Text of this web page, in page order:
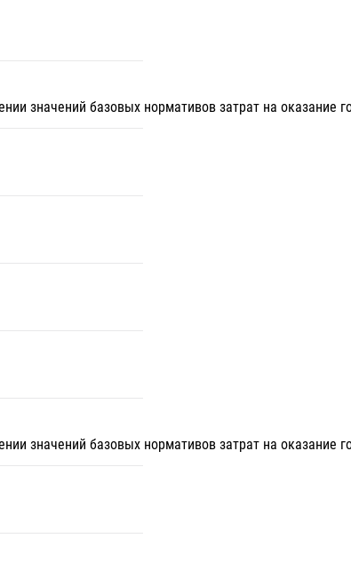
значений базовых нормативов затрат на оказание
значений базовых нормативов затрат на оказание